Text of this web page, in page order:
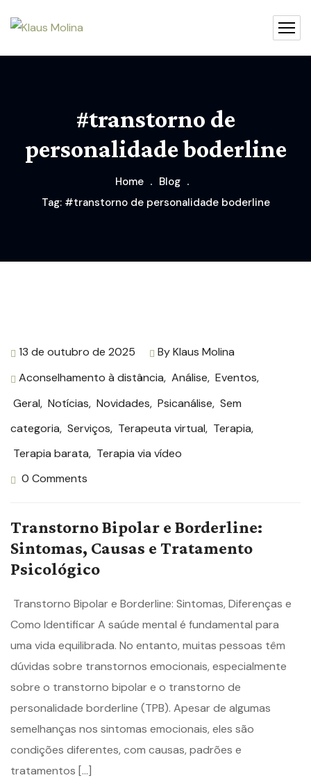
#transtorno de
personalidade boderline
Home
Blog
Tag: #transtorno de personalidade boderline
13 de outubro de 2025 ByKlaus Molina
Aconselhamento à distância, Análise, Eventos,
Geral, Notícias, Novidades, Psicanálise, Sem
categoria, Serviços, Terapeuta virtual, Terapia,
Terapia barata, Terapia via vídeo
0 Comments
Transtorno Bipolar e Borderline:
Sintomas, Causas e Tratamento
Psicológico
Transtorno Bipolar e Borderline: Sintomas, Diferenças e
Como Identificar A saúde mental é fundamental para
uma vida equilibrada. No entanto, muitas pessoas têm
dúvidas sobre transtornos emocionais, especialmente
sobre o transtorno bipolar e o transtorno de
personalidade borderline (TPB). Apesar de algumas
semelhanças nos sintomas emocionais, eles são
condições diferentes, com causas, padrões e
tratamentos […]